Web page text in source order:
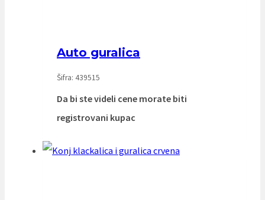
Auto guralica
Šifra: 439515
Da bi ste videli cene morate biti
registrovani kupac